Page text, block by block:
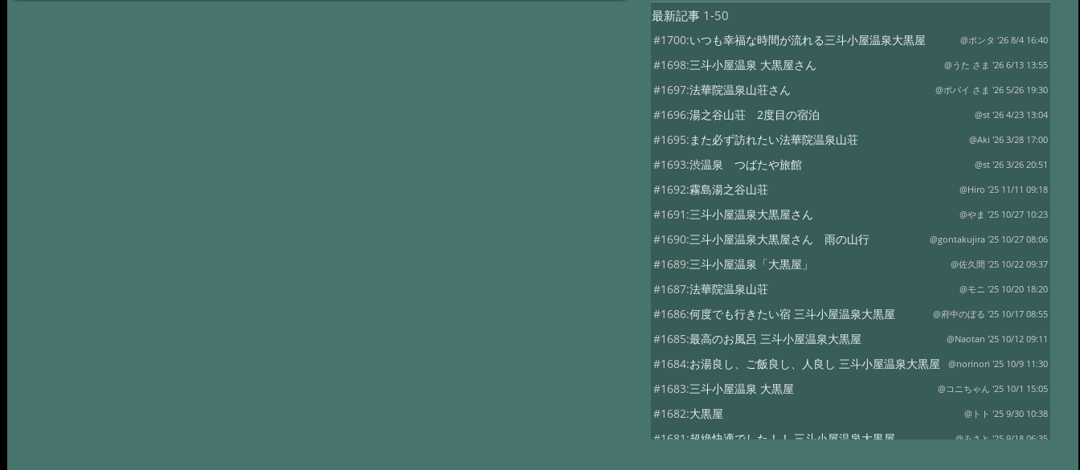
最新記事1-50
#1700:いつも幸福な時間が流れる三斗小屋温泉大黒屋 @ポンタ '26 8/4 16:40
#1698:三斗小屋温泉 大黒屋さん @うた さま '26 6/13 13:55
#1697:法華院温泉山荘さん @ポパイ さま '26 5/26 19:30
#1696:湯之谷山荘 2度目の宿泊 @st '26 4/23 13:04
#1695:また必ず訪れたい法華院温泉山荘 @Aki '26 3/28 17:00
#1693:渋温泉 つばたや旅館 @st '26 3/26 20:51
#1692:霧島湯之谷山荘 @Hiro '25 11/11 09:18
#1691:三斗小屋温泉大黒屋さん @やま '25 10/27 10:23
#1690:三斗小屋温泉大黒屋さん 雨の山行 @gontakujira '25 10/27 08:06
#1689:三斗小屋温泉「大黒屋」 @佐久間 '25 10/22 09:37
#1687:法華院温泉山荘 @モニ '25 10/20 18:20
#1686:何度でも行きたい宿 三斗小屋温泉大黒屋 @府中のぼる '25 10/17 08:55
#1685:最高のお風呂 三斗小屋温泉大黒屋 @Naotan '25 10/12 09:11
#1684:お湯良し、ご飯良し、人良し 三斗小屋温泉大黒屋 @norinori '25 10/9 11:30
#1683:三斗小屋温泉 大黒屋 @コニちゃん '25 10/1 15:05
#1682:大黒屋 @トト '25 9/30 10:38
#1681:超絶快適でした！！ 三斗小屋温泉大黒屋 @みさと '25 9/18 06:35